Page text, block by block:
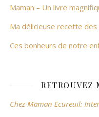
Maman – Un livre
Ma délicieuse recette
Ces bonheurs de notre
RETROUVEZ
Chez Maman Ecureuil: